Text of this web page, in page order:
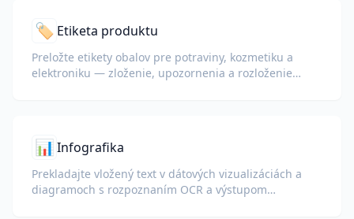
🏷️ Etiketa produktu
Preložte etikety obalov pre potraviny, kozmetiku a
elektroniku — zloženie, upozornenia a rozloženie
📊 Infografika
Prekladajte vložený text v dátových vizualizáciách a
diagramoch s rozpoznaním OCR a výstupom